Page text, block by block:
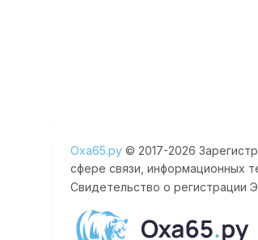
Оха65.ру © 2017-2026
сфере связи, информационных
Свидетельство о регистрации